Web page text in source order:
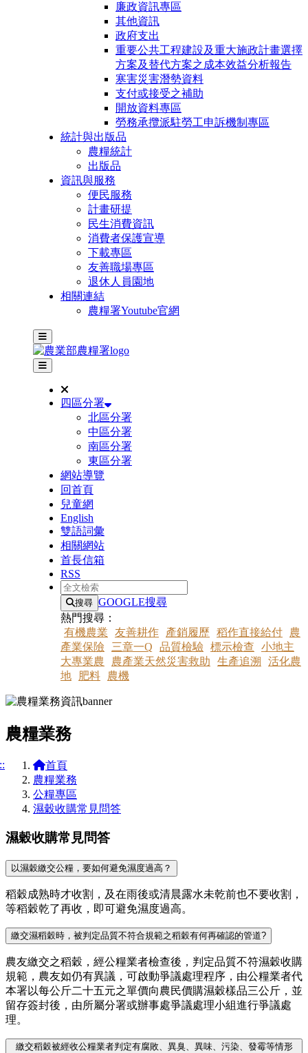
廉政資訊專區
其他資訊
政府支出
重要公共工程建設及重大施政計畫選擇
方案及替代方案之成本效益分析報告
寒害災害潛勢資料
支付或接受之補助
開放資料專區
勞務承攬派駐勞工申訴機制專區
統計與出版品
農糧統計
出版品
資訊與服務
便民服務
計畫研提
民生消費資訊
消費者保護宣導
下載專區
友善職場專區
退休人員園地
相關連結
農糧署Youtube官網
主選單
其他網站選單
四區分署
北區分署
中區分署
南區分署
東區分署
網站導覽
回首頁
兒童網
English
雙語詞彙
相關網站
首長信箱
RSS
全文檢索
搜尋 GOOGLE搜尋
熱門搜尋：
有機農業
友善耕作 產銷履歷 稻作直接給付
農
產業保險
三章一Q 品質檢驗 標示檢查
小地主
大專業農
農產業天然災害救助 生產追溯
活化農
地
肥料 農機
農糧業務
首頁
農糧業務
公糧專區
濕穀收購常見問答
濕穀收購常見問答
以濕穀繳交公糧，要如何避免濕度過高？
稻穀成熟時才收割，及在雨後或清晨露水未乾前也不要收割，
等稻穀乾了再收，即可避免濕度過高。
繳交濕稻穀時，被判定品質不符合規範之稻穀有何再確認的管道?
農友繳交之稻穀，經公糧業者檢查後，判定品質不符濕穀收購
規範，農友如仍有異議，可啟動爭議處理程序，由公糧業者代
本署以每公斤二十五元之單價向農民價購濕穀樣品三公斤，並
留存簽封後，由所屬分署或辦事處爭議處理小組進行爭議處
理。
繳交稻穀被經收公糧業者判定有腐敗、異臭、異味、污染、發霉等情形